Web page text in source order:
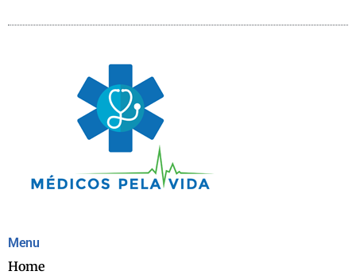
Menu
Home